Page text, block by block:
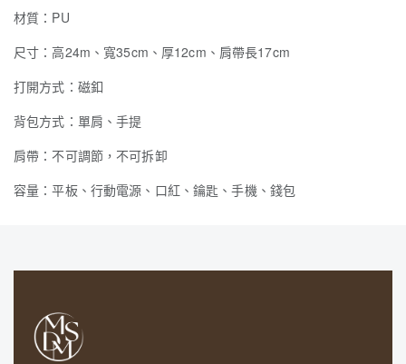
材質：PU
尺寸：高24m、寬35cm、厚12cm、肩帶長17cm
打開方式：磁釦
背包方式：單肩、手提
肩帶：不可調節，不可拆卸
容量：平板、行動電源、口紅、鑰匙、手機、錢包